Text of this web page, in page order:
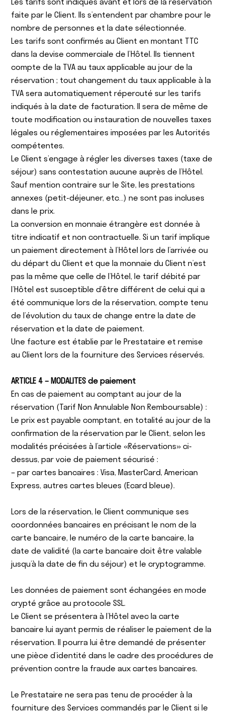
faite par le Client. Ils s’entendent par chambre pour le
nombre de personnes et la date sélectionnée.
Les tarifs sont confirmés au Client en montant TTC
dans la devise commerciale de l’Hôtel. Ils tiennent
compte de la TVA au taux applicable au jour de la
réservation ; tout changement du taux applicable à la
TVA sera automatiquement répercuté sur les tarifs
indiqués à la date de facturation. Il sera de même de
toute modification ou instauration de nouvelles taxes
légales ou réglementaires imposées par les Autorités
compétentes.
Le Client s’engage à régler les diverses taxes (taxe de
séjour) sans contestation aucune auprès de l’Hôtel.
Sauf mention contraire sur le Site, les prestations
annexes (petit-déjeuner, etc…) ne sont pas incluses
dans le prix.
La conversion en monnaie étrangère est donnée à
titre indicatif et non contractuelle. Si un tarif implique
un paiement directement à l’Hôtel lors de l’arrivée ou
du départ du Client et que la monnaie du Client n’est
pas la même que celle de l’Hôtel, le tarif débité par
l’Hôtel est susceptible d’être différent de celui qui a
été communique lors de la réservation, compte tenu
de l’évolution du taux de change entre la date de
réservation et la date de paiement.
Une facture est établie par le Prestataire et remise
au Client lors de la fourniture des Services réservés.
ARTICLE 4 – MODALITES de paiement
En cas de paiement au comptant au jour de la
réservation (Tarif Non Annulable Non Remboursable) :
Le prix est payable comptant, en totalité au jour de la
confirmation de la réservation par le Client, selon les
modalités précisées à l’article «Réservations» ci-
dessus, par voie de paiement sécurisé :
– par cartes bancaires : Visa, MasterCard, American
Express, autres cartes bleues (Ecard bleue).
Lors de la réservation, le Client communique ses
coordonnées bancaires en précisant le nom de la
carte bancaire, le numéro de la carte bancaire, la
date de validité (la carte bancaire doit être valable
jusqu’à la date de fin du séjour) et le cryptogramme.
Les données de paiement sont échangées en mode
crypté grâce au protocole SSL.
Le Client se présentera à l’Hôtel avec la carte
bancaire lui ayant permis de réaliser le paiement de la
réservation. Il pourra lui être demandé de présenter
une pièce d’identité dans le cadre des procédures de
prévention contre la fraude aux cartes bancaires.
Le Prestataire ne sera pas tenu de procéder à la
fourniture des Services commandés par le Client si le